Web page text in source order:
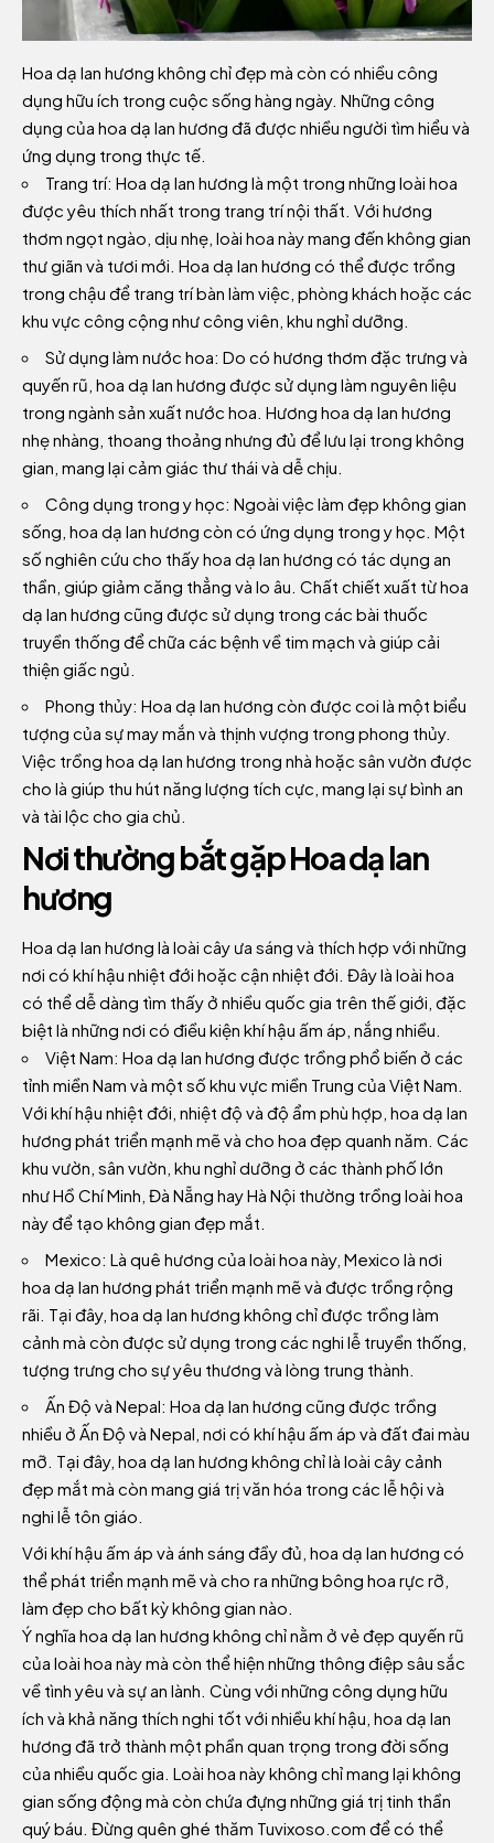
Hoa dạ lan hương không chỉ đẹp mà còn có nhiều công
dụng hữu ích trong cuộc sống hàng ngày. Những công
dụng của hoa dạ lan hương đã được nhiều người tìm hiểu và
ứng dụng trong thực tế.
Trang trí: Hoa dạ lan hương là một trong những loài hoa
được yêu thích nhất trong trang trí nội thất. Với hương
thơm ngọt ngào, dịu nhẹ, loài hoa này mang đến không gian
thư giãn và tươi mới. Hoa dạ lan hương có thể được trồng
trong chậu để trang trí bàn làm việc, phòng khách hoặc các
khu vực công cộng như công viên, khu nghỉ dưỡng.
Sử dụng làm nước hoa: Do có hương thơm đặc trưng và
quyến rũ, hoa dạ lan hương được sử dụng làm nguyên liệu
trong ngành sản xuất nước hoa. Hương hoa dạ lan hương
nhẹ nhàng, thoang thoảng nhưng đủ để lưu lại trong không
gian, mang lại cảm giác thư thái và dễ chịu.
Công dụng trong y học: Ngoài việc làm đẹp không gian
sống, hoa dạ lan hương còn có ứng dụng trong y học. Một
số nghiên cứu cho thấy hoa dạ lan hương có tác dụng an
thần, giúp giảm căng thẳng và lo âu. Chất chiết xuất từ hoa
dạ lan hương cũng được sử dụng trong các bài thuốc
truyền thống để chữa các bệnh về tim mạch và giúp cải
thiện giấc ngủ.
Phong thủy: Hoa dạ lan hương còn được coi là một biểu
tượng của sự may mắn và thịnh vượng trong phong thủy.
Việc trồng hoa dạ lan hương trong nhà hoặc sân vườn được
cho là giúp thu hút năng lượng tích cực, mang lại sự bình an
và tài lộc cho gia chủ.
Nơi thường bắt gặp Hoa dạ lan
hương
Hoa dạ lan hương là loài cây ưa sáng và thích hợp với những
nơi có khí hậu nhiệt đới hoặc cận nhiệt đới. Đây là loài hoa
có thể dễ dàng tìm thấy ở nhiều quốc gia trên thế giới, đặc
biệt là những nơi có điều kiện khí hậu ấm áp, nắng nhiều.
Việt Nam: Hoa dạ lan hương được trồng phổ biến ở các
tỉnh miền Nam và một số khu vực miền Trung của Việt Nam.
Với khí hậu nhiệt đới, nhiệt độ và độ ẩm phù hợp, hoa dạ lan
hương phát triển mạnh mẽ và cho hoa đẹp quanh năm. Các
khu vườn, sân vườn, khu nghỉ dưỡng ở các thành phố lớn
như Hồ Chí Minh, Đà Nẵng hay Hà Nội thường trồng loài hoa
này để tạo không gian đẹp mắt.
Mexico: Là quê hương của loài hoa này, Mexico là nơi
hoa dạ lan hương phát triển mạnh mẽ và được trồng rộng
rãi. Tại đây, hoa dạ lan hương không chỉ được trồng làm
cảnh mà còn được sử dụng trong các nghi lễ truyền thống,
tượng trưng cho sự yêu thương và lòng trung thành.
Ấn Độ và Nepal: Hoa dạ lan hương cũng được trồng
nhiều ở Ấn Độ và Nepal, nơi có khí hậu ấm áp và đất đai màu
mỡ. Tại đây, hoa dạ lan hương không chỉ là loài cây cảnh
đẹp mắt mà còn mang giá trị văn hóa trong các lễ hội và
nghi lễ tôn giáo.
Với khí hậu ấm áp và ánh sáng đầy đủ, hoa dạ lan hương có
thể phát triển mạnh mẽ và cho ra những bông hoa rực rỡ,
làm đẹp cho bất kỳ không gian nào.
Ý nghĩa hoa dạ lan hương không chỉ nằm ở vẻ đẹp quyến rũ
của loài hoa này mà còn thể hiện những thông điệp sâu sắc
về tình yêu và sự an lành. Cùng với những công dụng hữu
ích và khả năng thích nghi tốt với nhiều khí hậu, hoa dạ lan
hương đã trở thành một phần quan trọng trong đời sống
của nhiều quốc gia. Loài hoa này không chỉ mang lại không
gian sống động mà còn chứa đựng những giá trị tinh thần
quý báu. Đừng quên ghé thăm Tuvixoso.com để có thể